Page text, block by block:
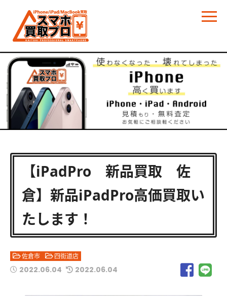
【iPadPro 新品買取 佐
倉】新品iPadPro高価買取い
たします！
佐倉市 四街道店
2022.06.04 2022.06.04